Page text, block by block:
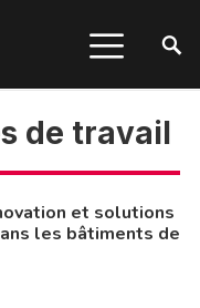
de travail
et solutions
les bâtiments de